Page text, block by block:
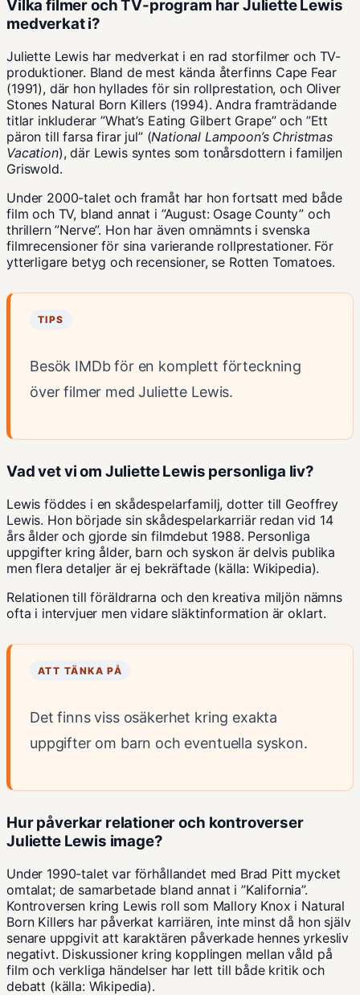
Vilka filmer och TV-program har Juliette Lewis
medverkat i?
Juliette Lewis har medverkat i en rad storfilmer och TV-
produktioner. Bland de mest kända återfinns Cape Fear
(1991), där hon hyllades för sin rollprestation, och Oliver
Stones Natural Born Killers (1994). Andra framträdande
titlar inkluderar ”What’s Eating Gilbert Grape” och ”Ett
päron till farsa firar jul” (National Lampoon’s Christmas
Vacation), där Lewis syntes som tonårsdottern i familjen
Griswold.
Under 2000-talet och framåt har hon fortsatt med både
film och TV, bland annat i ”August: Osage County” och
thrillern ”Nerve”. Hon har även omnämnts i svenska
filmrecensionerför sina varierande rollprestationer. För
ytterligare betyg och recensioner, se Rotten Tomatoes.
TIPS
Besök IMDb för en komplett förteckning
över filmer med Juliette Lewis.
Vad vet vi om Juliette Lewis personliga liv?
Lewis föddes i en skådespelarfamilj, dotter till Geoffrey
Lewis. Hon började sin skådespelarkarriär redan vid 14
års ålder och gjorde sin filmdebut 1988. Personliga
uppgifter kring ålder, barn och syskon är delvis publika
men flera detaljer är ej bekräftade (källa: Wikipedia).
Relationen till föräldrarna och den kreativa miljön nämns
ofta i intervjuer men vidare släktinformation är oklart.
ATT TÄNKA PÅ
Det finns viss osäkerhet kring exakta
uppgifter om barn och eventuella syskon.
Hur påverkar relationer och kontroverser
Juliette Lewis image?
Under 1990-talet var förhållandet med Brad Pitt mycket
omtalat; de samarbetade bland annat i ”Kalifornia”.
Kontroversen kring Lewis roll som Mallory Knox i Natural
Born Killers har påverkat karriären, inte minst då hon själv
senare uppgivit att karaktären påverkade hennes yrkesliv
negativt. Diskussioner kring kopplingen mellan våld på
film och verkliga händelser har lett till både kritik och
debatt (källa: Wikipedia).